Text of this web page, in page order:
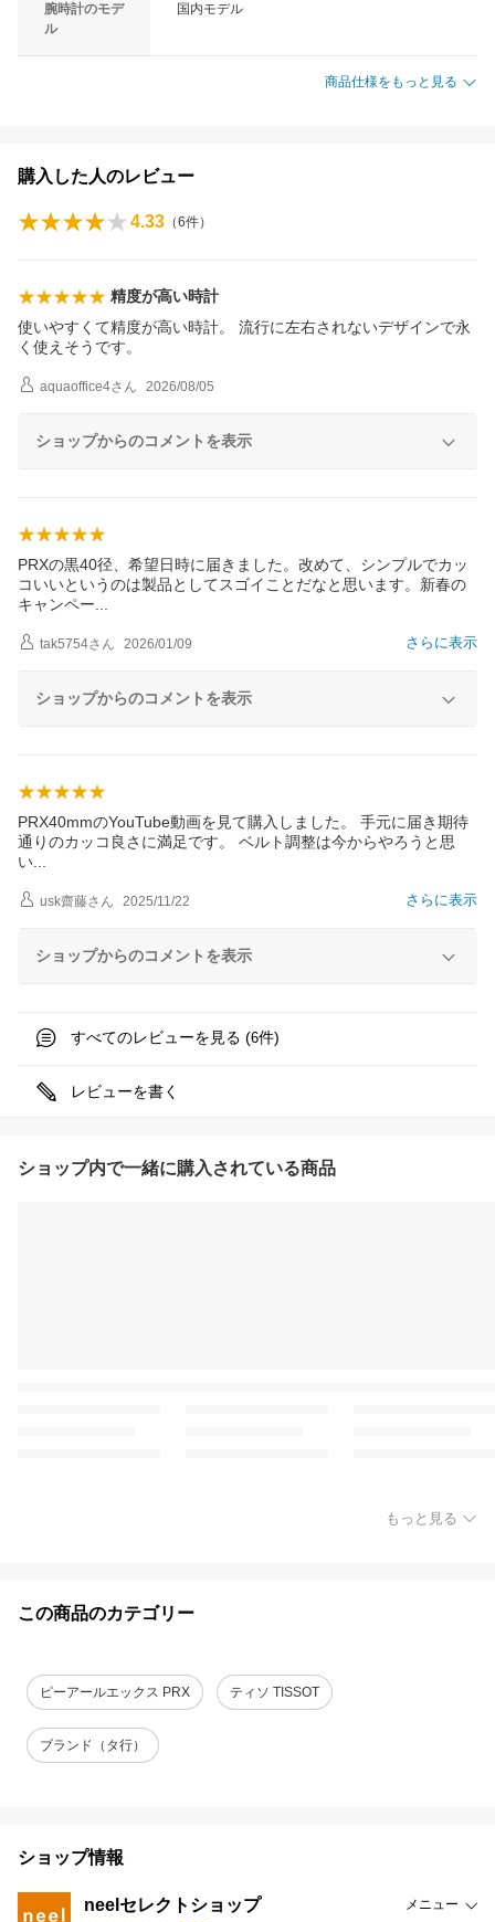
腕時計のモデ
ル
国内モデル
商品仕様をもっと見る
購入した人のレビュー
4.33 （6件）
精度が高い時計
使いやすくて精度が高い時計。 流行に左右されないデザインで永
く使えそうです。
aquaoffice4さん 2026/08/05
ショップからのコメントを表示
PRXの黒40径、希望日時に届きました。改めて、シンプルでカッ
コいいというのは製品としてスゴイことだなと思います。新春の
キャンペー
さらに表示
tak5754さん 2026/01/09
ショップからのコメントを表示
PRX40mmのYouTube動画を見て購入しました。 手元に届き期待
通りのカッコ良さに満足です。 ベルト調整は今からやろうと思
い
さらに表示
usk齋藤さん 2025/11/22
ショップからのコメントを表示
すべてのレビューを見る (6件)
レビューを書く
ショップ内で一緒に購入されている商品
もっと見る
この商品のカテゴリー
ピーアールエックス PRX ティソ TISSOT
ブランド（タ行）
ショップ情報
neelセレクトショップ メニュー